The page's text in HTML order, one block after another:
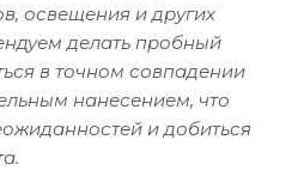
освещения и других
делать пробный
в точном совпадении
нанесением, что
и добиться